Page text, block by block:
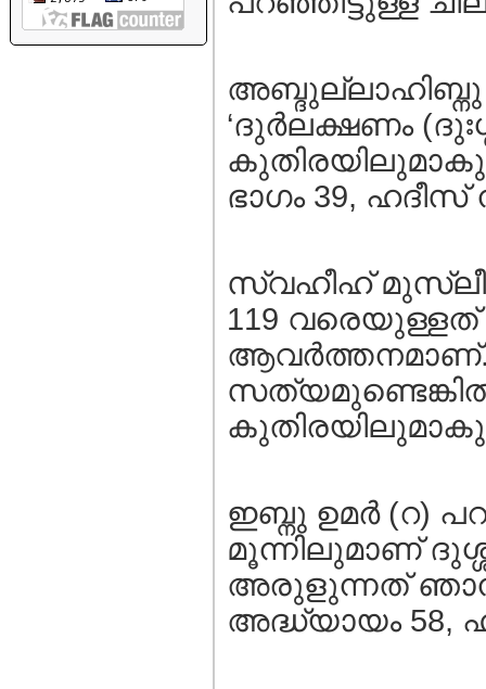
‘ദുര്‍ലക്ഷണം
ഭാഗം 39, ഹദീസ്‌
സ്വഹീഹ് മുസ്ലീം,
119 വരെയുള്ളത്
ആവര്‍ത്തനമാണ്.
ഇബ്നു ഉമര്‍ (റ)
മൂന്നിലുമാണ്
അരുളുന്നത് ഞാന്‍
അദ്ധ്യായം 58,